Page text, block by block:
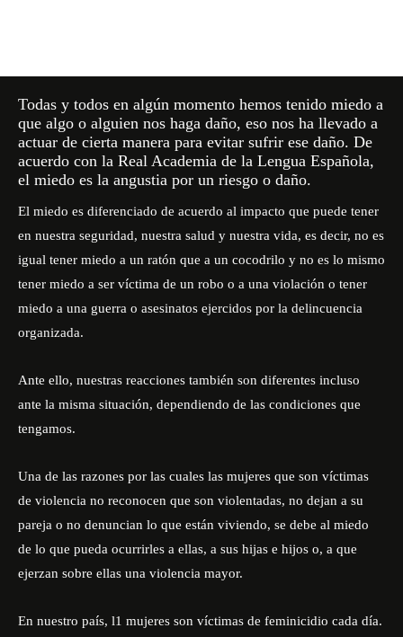
Todas y todos en algún momento hemos tenido miedo a
que algo o alguien nos haga daño, eso nos ha llevado a
actuar de cierta manera para evitar sufrir ese daño. De
acuerdo con la Real Academia de la Lengua Española,
el miedo es la angustia por un riesgo o daño.
El miedo es diferenciado de acuerdo al impacto que puede tener
en nuestra seguridad, nuestra salud y nuestra vida, es decir, no es
igual tener miedo a un ratón que a un cocodrilo y no es lo mismo
tener miedo a ser víctima de un robo o a una violación o tener
miedo a una guerra o asesinatos ejercidos por la delincuencia
organizada.
Ante ello, nuestras reacciones también son diferentes incluso
ante la misma situación, dependiendo de las condiciones que
tengamos.
Una de las razones por las cuales las mujeres que son víctimas
de violencia no reconocen que son violentadas, no dejan a su
pareja o no denuncian lo que están viviendo, se debe al miedo
de lo que pueda ocurrirles a ellas, a sus hijas e hijos o, a que
ejerzan sobre ellas una violencia mayor.
En nuestro país, l1 mujeres son víctimas de feminicidio cada día.